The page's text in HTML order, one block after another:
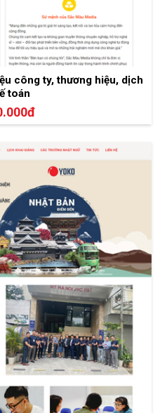
công ty, thương hiệu, dịch
toán